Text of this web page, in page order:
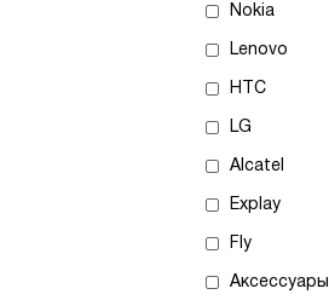
Nokia
Lenovo
HTC
LG
Alcatel
Explay
Fly
Аксессуары